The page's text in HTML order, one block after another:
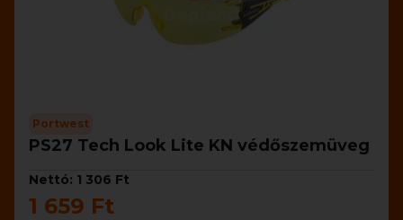
Portwest
PS27 Tech Look Lite KN védőszemüveg
Nettó: 1 306 Ft
1 659 Ft